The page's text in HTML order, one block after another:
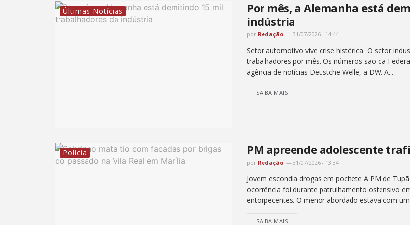
Últimas Notícias
Por mês, a Alemanha está
indústria
por Redação 31/07/2026 - 14:44
Setor automotivo vive crise histórica O setor
trabalhadores por mês. Os números são da
agência de notícias Deustche Welle, a DW. A...
SAIBA MAIS
Polícia PM apreende adolescente
por Redação 31/07/2026 - 13:34
Jovem escondia drogas em pochete A PM de
ocorrência foi durante patrulhamento ostensivo
entorpecentes. O menor abordado estava com
SAIBA MAIS